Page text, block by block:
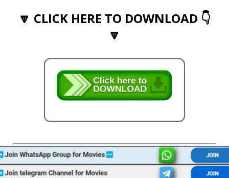
🔽 CLICK HERE TO DOWNLOAD 👇
🔽